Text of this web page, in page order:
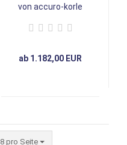
von accuro-korle
ab 1.182,00 EUR
8 pro Seite